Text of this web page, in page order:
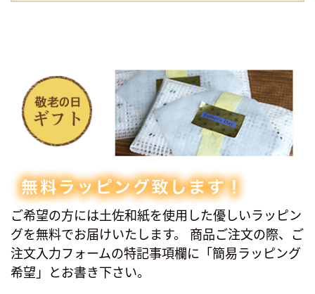
ご希望の方には土佐和紙を使用した優しいラッピン
グを無料でお届けいたします。 商品ご注文の際、ご
注文入力フォームの特記事項欄に「簡易ラッピング
希望」とお書き下さい。